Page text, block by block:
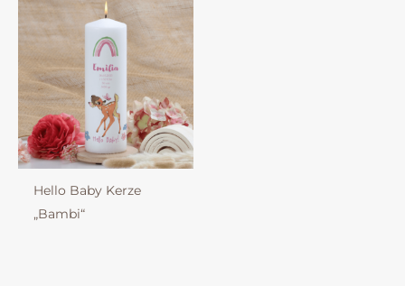
Hello Baby Kerze
„Bambi“